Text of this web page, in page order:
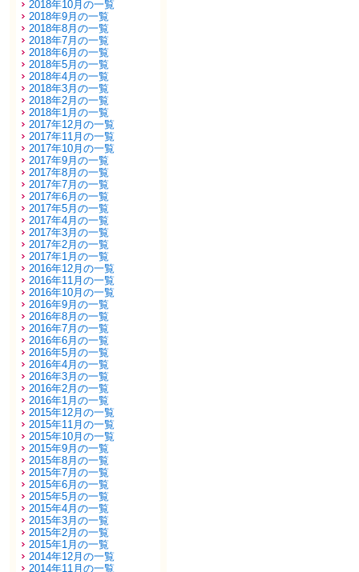
2018年10月の一覧
2018年9月の一覧
2018年8月の一覧
2018年7月の一覧
2018年6月の一覧
2018年5月の一覧
2018年4月の一覧
2018年3月の一覧
2018年2月の一覧
2018年1月の一覧
2017年12月の一覧
2017年11月の一覧
2017年10月の一覧
2017年9月の一覧
2017年8月の一覧
2017年7月の一覧
2017年6月の一覧
2017年5月の一覧
2017年4月の一覧
2017年3月の一覧
2017年2月の一覧
2017年1月の一覧
2016年12月の一覧
2016年11月の一覧
2016年10月の一覧
2016年9月の一覧
2016年8月の一覧
2016年7月の一覧
2016年6月の一覧
2016年5月の一覧
2016年4月の一覧
2016年3月の一覧
2016年2月の一覧
2016年1月の一覧
2015年12月の一覧
2015年11月の一覧
2015年10月の一覧
2015年9月の一覧
2015年8月の一覧
2015年7月の一覧
2015年6月の一覧
2015年5月の一覧
2015年4月の一覧
2015年3月の一覧
2015年2月の一覧
2015年1月の一覧
2014年12月の一覧
2014年11月の一覧